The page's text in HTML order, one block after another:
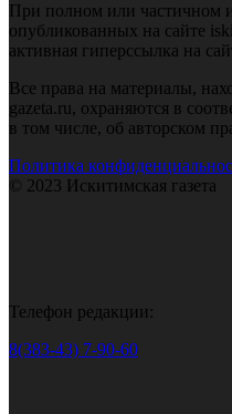
При полном или частичном
опубликованных на сайте
активная гиперссылка на
Все права на материалы,
gazeta.ru, охраняются в
в том числе, об авторском
Политика
© 2023 Искитимская газета
Телефон редакции:
8(383-43) 7-90-60